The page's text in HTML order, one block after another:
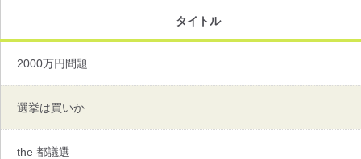
タイトル
2000万円問題
選挙は買いか
the 都議選